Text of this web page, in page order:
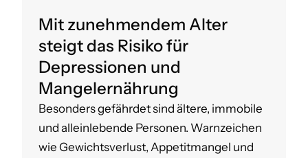
Mit zunehmendem Alter
steigt das Risiko für
Depressionen und
Mangelernährung
Besonders gefährdet sind ältere, immobile
und alleinlebende Personen. Warnzeichen
wie Gewichtsverlust, Appetitmangel und